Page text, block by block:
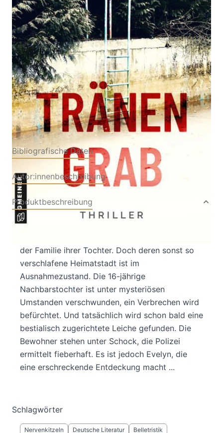
Thriller
VonRoman Klementovic
Verlag: Gmeiner-Verlag 11.09.2024
Buch 352 Seiten
Softcover
ISBN: 978-3-
83920737-6
Bibliografische Daten
Autor:innenbeschreibung
Produktbeschreibung
Um auf andere Gedanken zu kommen, verbringt
der Familie ihrer Tochter. Doch deren sonst so
verschlafene Heimatstadt ist im
Ausnahmezustand. Die 16-jährige
Nachbarstochter ist unter mysteriösen
Umstanden verschwunden, ein Verbrechen wird
befürchtet. Und tatsächlich wird schon bald eine
bestialisch zugerichtete Leiche gefunden. Die
Bewohner stehen unter Schock, die Polizei
ermittelt fieberhaft. Es ist jedoch Evelyn, die
eine erschreckende Entdeckung macht ...
Schlagwörter
Nervenkitzeln Deutsche Literatur Belletristik